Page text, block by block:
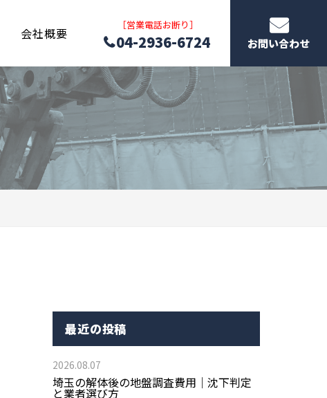
会社概要 ［営業電話お断り］
04-2936-6724 お問い合わせ
最近の投稿
2026.08.07
埼玉の解体後の地盤調査費用｜沈下判定
と業者選び方